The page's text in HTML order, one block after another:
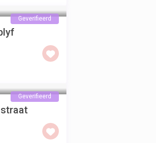
Geverifieerd
Geverifieerd